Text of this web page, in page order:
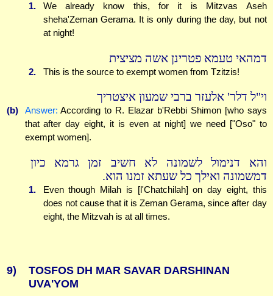
1.
We already know this, for it is Mitzvas Aseh
sheha'Zeman Gerama. It is only during the day, but not
at night!
דמהאי טעמא פטרינן אשה מציצית
2. This is the source to exempt women from Tzitzis!
וי"ל דלר' אלעזר ברבי שמעון איצטריך
(b) Answer: According to R. Elazar b'Rebbi Shimon [who says
that after day eight, it is even at night] we need ["Oso" to
exempt women].
והא דנימול לשמונה לא חשיב זמן גרמא כיון
דמשמונה ואילך כל שעתא זמנו הוא.
1.
Even though Milah is [l'Chatchilah] on day eight, this
does not cause that it is Zeman Gerama, since after day
eight, the Mitzvah is at all times.
9)
TOSFOS DH MAR SAVAR DARSHINAN
UVA'YOM